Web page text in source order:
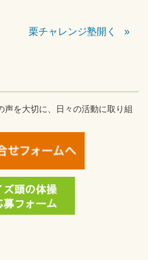
栗チャレンジ塾開く
声を大切に、日々の活動に取り組